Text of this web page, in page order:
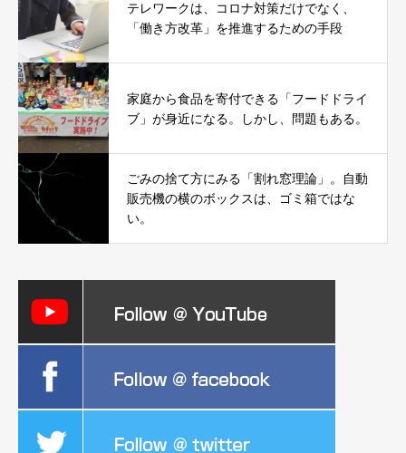
テレワークは、コロナ対策だけでなく、
「働き方改革」を推進するための手段
家庭から食品を寄付できる「フードドライ
ブ」が身近になる。しかし、問題もある。
ごみの捨て方にみる「割れ窓理論」。自動
販売機の横のボックスは、ゴミ箱ではな
い。